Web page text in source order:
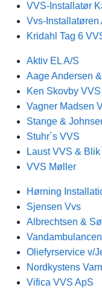
VVS-Installatør
Vvs-Installatøren
Kridahl Tag 6
Aktiv EL A/S
Aage Andersen
Ken Skovby VVS
Vagner Madsen
Stange &
Stuhr´s VVS
Laust VVS & Blik
VVS Møller
Hørning
Sjensen Vvs
Albrechtsen &
Oliefyrservice v/
Nordkystens
Vifica VVS ApS